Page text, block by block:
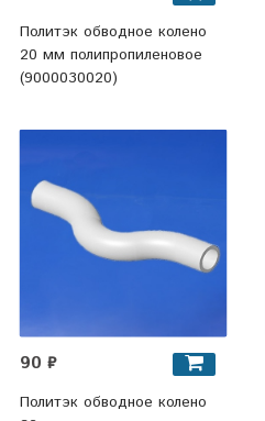
Политэк обводное колено
20 мм полипропиленовое
(9000030020)
90 ₽
Политэк обводное колено